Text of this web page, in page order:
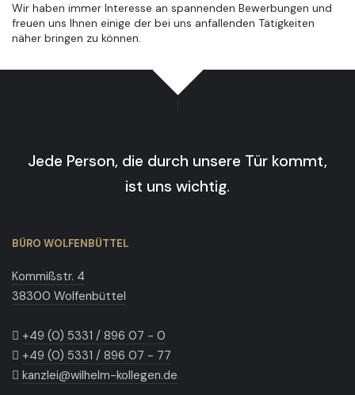
Wir haben immer Interesse an spannenden Bewerbungen und
freuen uns Ihnen einige der bei uns anfallenden Tätigkeiten
näher bringen zu können.
Jede Person, die durch unsere Tür kommt,
ist uns wichtig.
BÜRO WOLFENBÜTTEL
Kommißstr. 4
38300 Wolfenbüttel
+49 (0) 5331 / 896 07 - 0
+49 (0) 5331 / 896 07 - 77
kanzlei@wilhelm-kollegen.de